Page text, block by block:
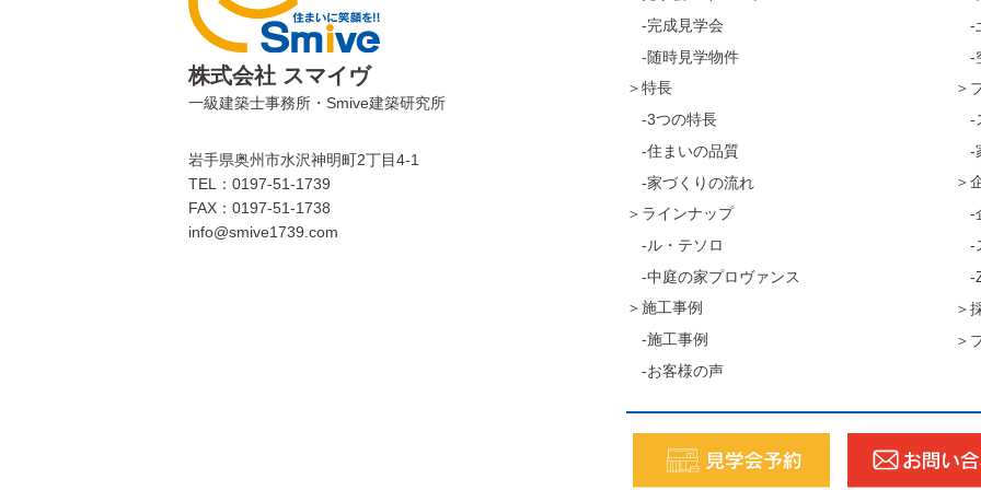
株式会社 スマイヴ
一級建築士事務所・Smive建築研究所
岩手県奥州市水沢神明町2丁目4-1
TEL：0197-51-1739
FAX：0197-51-1738
info@smive1739.com
-完成見学会
-随時見学物件
＞特長
-3つの特長
-住まいの品質
-家づくりの流れ
＞ラインナップ
-ル・テソロ
-中庭の家プロヴァンス
＞施工事例
-施工事例
-お客様の声
-
-
＞
-
-
＞
-
-
-
＞
＞